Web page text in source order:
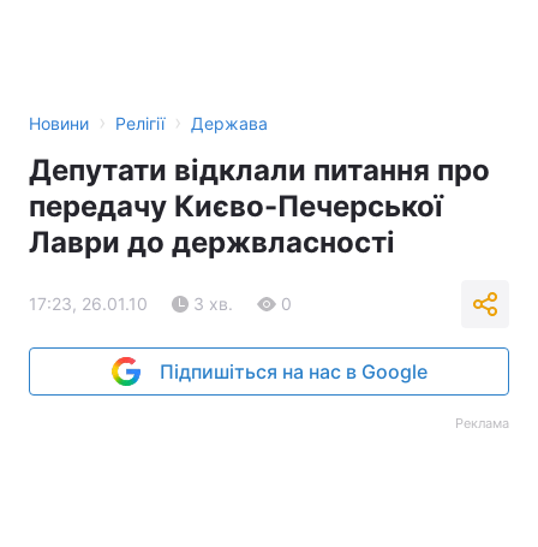
Новини › Релігії › Держава
Депутати відклали питання про
передачу Києво-Печерської
Лаври до держвласності
17:23, 26.01.10 3 хв. 0
Підпишіться на нас в Google
Реклама